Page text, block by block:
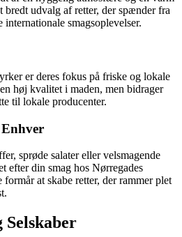
bredt udvalg af retter, der spænder fra
smagsoplevelser.
er deres fokus på friske og lokale
høj kvalitet i maden, men bidrager
til lokale producenter.
Enhver
sprøde salater eller velsmagende
efter din smag hos Nørregades
at skabe retter, der rammer plet